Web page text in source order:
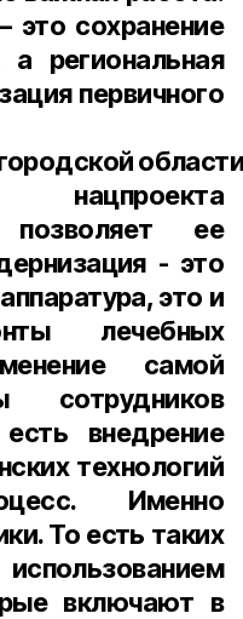
сохранение
а региональная
первичного
позволяет ее
- это
это и
лечебных
самой
сотрудников
внедрение
технологий
Именно
То есть таких
включают в